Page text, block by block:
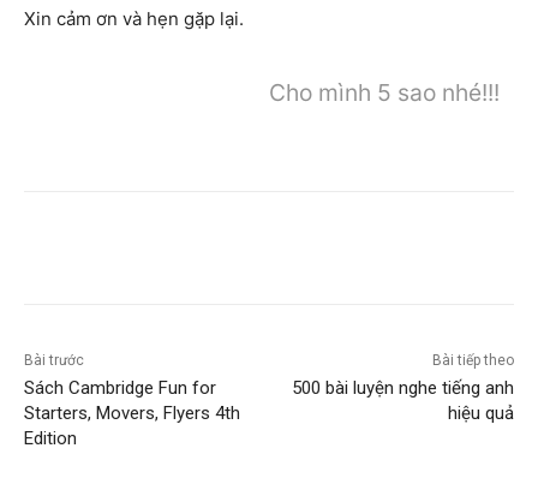
Xin cảm ơn và hẹn gặp lại.
Cho mình 5 sao nhé!!!
Bài trước
Sách Cambridge Fun for
Starters, Movers, Flyers 4th
Edition
Bài tiếp theo
500 bài luyện nghe tiếng anh
hiệu quả